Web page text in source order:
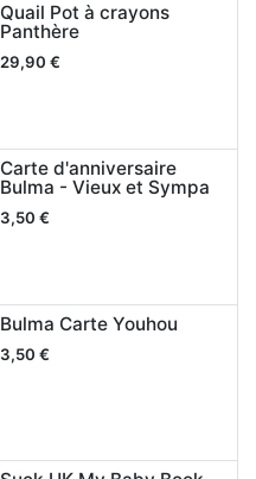
Quail Pot à crayons
Panthère
29,90 €
Carte d'anniversaire
Bulma - Vieux et Sympa
3,50 €
Bulma Carte Youhou
3,50 €